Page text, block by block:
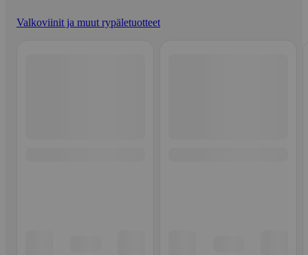
Valkoviinit ja muut rypäletuotteet